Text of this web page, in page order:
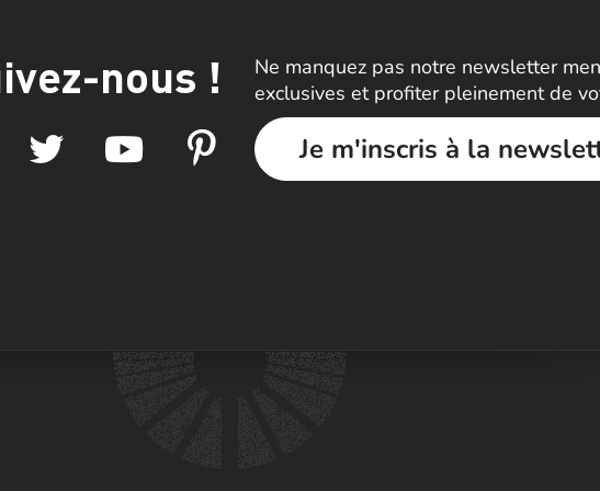
nous !
Ne manquez pas notre newsletter
exclusives et profiter pleinement de
Je m'inscris à la